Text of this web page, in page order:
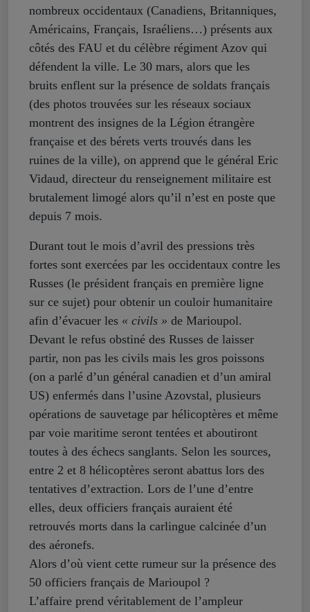
nombreux occidentaux (Canadiens, Britanniques,
Américains, Français, Israéliens…) présents aux
côtés des FAU et du célèbre régiment Azov qui
défendent la ville. Le 30 mars, alors que les
bruits enflent sur la présence de soldats français
(des photos trouvées sur les réseaux sociaux
montrent des insignes de la Légion étrangère
française et des bérets verts trouvés dans les
ruines de la ville), on apprend que le général Eric
Vidaud, directeur du renseignement militaire est
brutalement limogé alors qu’il n’est en poste que
depuis 7 mois.
Durant tout le mois d’avril des pressions très
fortes sont exercées par les occidentaux contre les
Russes (le président français en première ligne
sur ce sujet) pour obtenir un couloir humanitaire
afin d’évacuer les « civils » de Marioupol.
Devant le refus obstiné des Russes de laisser
partir, non pas les civils mais les gros poissons
(on a parlé d’un général canadien et d’un amiral
US) enfermés dans l’usine Azovstal, plusieurs
opérations de sauvetage par hélicoptères et même
par voie maritime seront tentées et aboutiront
toutes à des échecs sanglants. Selon les sources,
entre 2 et 8 hélicoptères seront abattus lors des
tentatives d’extraction. Lors de l’une d’entre
elles, deux officiers français auraient été
retrouvés morts dans la carlingue calcinée d’un
des aéronefs.
Alors d’où vient cette rumeur sur la présence des
50 officiers français de Marioupol ?
L’affaire prend véritablement de l’ampleur